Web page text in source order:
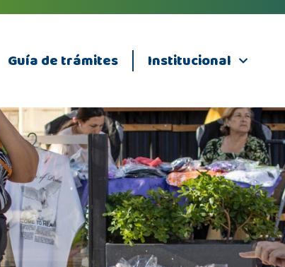
Guía de trámites Institucional